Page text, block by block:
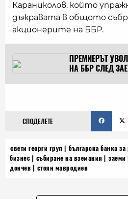
Караниколов, който
дъжравата в общото
акционерите на ББР.
ПРЕМИЕРЪТ
НА ББР СЛЕД
СПОДЕЛЕТЕ
свети георги груп българска банка за
бизнес
събиране на вземания заеми
дончев
стоян мавродиев